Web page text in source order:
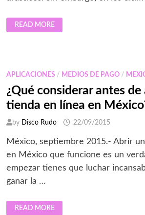
TENDENCIAS
DE
READ MORE
APLICACIONES / MEDIOS DE PAGO/
¿Qué considerar antes de
tienda en línea en
by Disco Rudo 22/09/2015
México, septiembre 2015.- Abrir
en México que funcione es un
empezar tienes que luchar
ganar la …
¿QUÉ
CONSIDERAR
READ MORE